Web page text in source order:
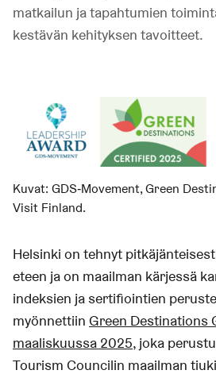
matkailun ja tapahtumien
kestävän kehityksen tavoitteet.
Kuvat: GDS‑Movement, Green
Visit Finland.
Helsinki on tehnyt
eteen ja on maailman kärjessä
indeksien ja sertifiointien
myönnettiin Green Destinations
maaliskuussa 2025, joka
Tourism Councilin maailman